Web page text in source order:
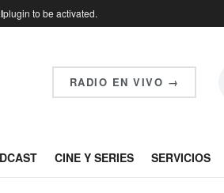
plugin to be activated.
RADIO EN VIVO →
CINE Y SERIES SERVICIOS